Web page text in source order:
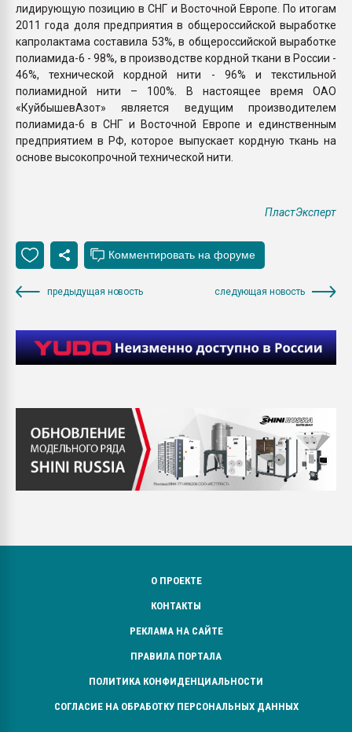
лидирующую позицию в СНГ и Восточной Европе. По итогам
2011 года доля предприятия в общероссийской выработке
капролактама составила 53%, в общероссийской выработке
полиамида-6 - 98%, в производстве кордной ткани в России -
46%, технической кордной нити - 96% и текстильной
полиамидной нити – 100%. В настоящее время ОАО
«КуйбышевАзот» является ведущим производителем
полиамида-6 в СНГ и Восточной Европе и единственным
предприятием в РФ, которое выпускает кордную ткань на
основе высокопрочной технической нити.
ПластЭксперт
предыдущая новость следующая новость
О ПРОЕКТЕ
КОНТАКТЫ
РЕКЛАМА НА САЙТЕ
ПРАВИЛА ПОРТАЛА
ПОЛИТИКА КОНФИДЕНЦИАЛЬНОСТИ
СОГЛАСИЕ НА ОБРАБОТКУ ПЕРСОНАЛЬНЫХ ДАННЫХ